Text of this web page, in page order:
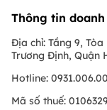
Thông tin
Địa chỉ: Tầng 9,
Trương Định, Quận
Hotline:
Mã số thuế: